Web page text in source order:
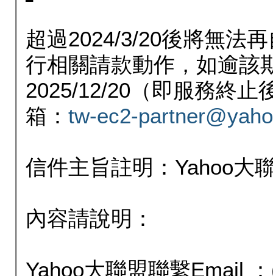
超過2024/3/20後將無法
行相關請款動作，如逾該
2025/12/20（即服務終止
箱： tw-ec2-
信件主旨註明：Yahoo大
內容請說明：
Yahoo大聯盟聯繫Email